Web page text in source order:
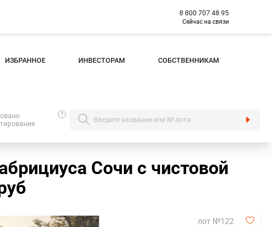
8 800 707 48 95
Сейчас на связи
ИЗБРАННОЕ ИНВЕСТОРАМ СОБСТВЕННИКАМ
?
Сочи с чистовой
лот №122